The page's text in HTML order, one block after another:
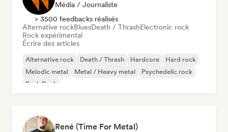
Média / Journaliste
> 3500 feedbacks réalisés
Alternative rockBluesDeath / ThrashElectronic rock
Rock expérimental
Écrire des articles
Alternative rock Death / Thrash Hardcore
Hard rock
Melodic metal
Metal / Heavy metal
Psychedelic rock
Punk Rock
René (Time For Metal)